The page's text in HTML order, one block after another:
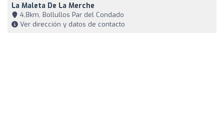
La Maleta De La Merche
4,8km, Bollullos Par del Condado
Ver dirección y datos de contacto